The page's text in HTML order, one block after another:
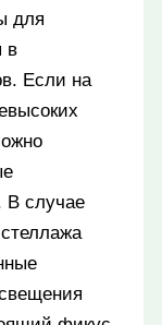
для
в
Если на
В случае